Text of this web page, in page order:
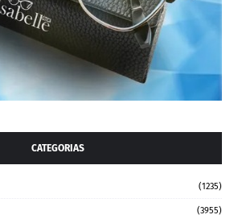
CATEGORIAS
(1235)
(3955)